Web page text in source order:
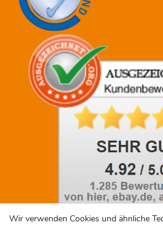
Wir verwenden Cookies und ähnliche